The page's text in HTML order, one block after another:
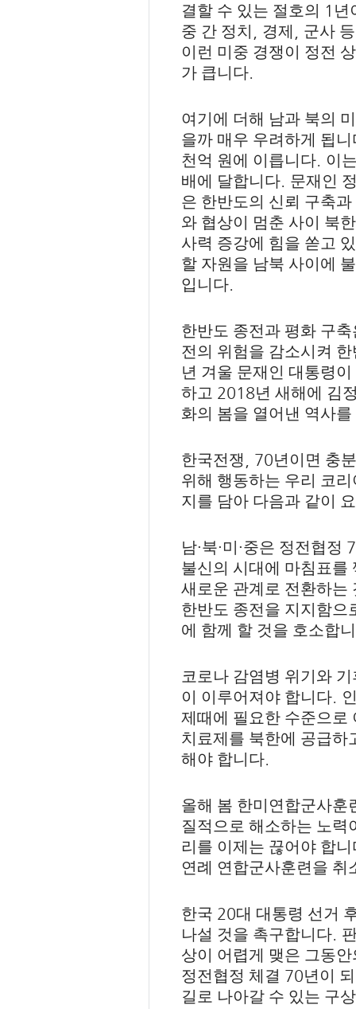
결할 수 있는 절호의 1 년
중 간 정치
경제
군사
이런 미중 경쟁이 정전
가 큽니다.
여기에 더해 남과 북의
을까 매우 우려하게 됩니
천억 원에 이릅니다. 이
배에 달합니다. 문재인
은 한반도의 신뢰 구축
와 협상이 멈춘 사이 북
사력 증강에 힘을 쏟고
할 자원을 남북 사이에
입니다.
한반도 종전과 평화 구
전의 위험을 감소시켜
년 겨울 문재인 대통령
하고 2018년 새해에 김
화의 봄을 열어낸 역사
한국전쟁 , 70년이면 충
위해 행동하는 우리 코
지를 담아 다음과 같이
남·북·미 ·중은 정전협정
불신의 시대에 마침표를
새로운 관계로 전환하는
한반도 종전을 지지함으
에 함께 할 것을 호소합
코로나 감염병 위기와
이 이루어져야 합니다.
제때에 필요한 수준으로
치료제를 북한에 공급하
해야 합니다.
올해 봄 한미연합군사훈
질적으로 해소하는 노력
리를 이제는 끊어야 합니
연례 연합군사훈련을 취
한국 20대 대통령 선거
나설 것을 촉구합니다.
상이 어렵게 맺은 그동
정전협정 체결 70년이
길로 나아갈 수 있는 구